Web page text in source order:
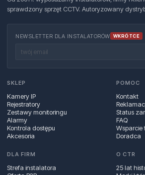
sprawdzony sprzęt CCTV. Autoryzowany
NEWSLETTER DLA INSTALATORÓW WKRÓTCE
SKLEP
Kamery IP
Rejestratory
Zestawy monitoringu
Alarmy
Kontrola dostępu
Akcesoria
POMOC
Kontakt
Status
FAQ
Doradca
DLA FIRM
Strefa instalatora
O CTR
25 lat